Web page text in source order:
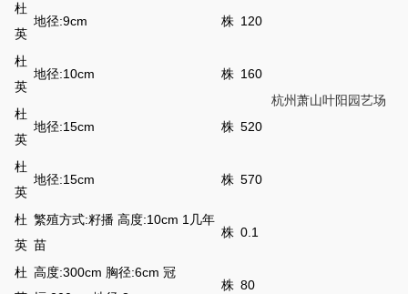
杜
英
地径:9cm 株 120
杭州萧山叶阳园艺场
杜
英
地径:10cm 株 160
杜
英
地径:15cm 株 520
杜
英
地径:15cm 株 570
杜
英
繁殖方式:籽播 高度:10cm 1几年
苗
株 0.1
杜 高度:300cm 胸径:6cm 冠
株 80